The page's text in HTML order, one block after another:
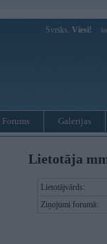
Sveiks, Viesi!
Forums Galerijas
Lietotāja
Lietotājvārds:
Ziņojumi forumā: